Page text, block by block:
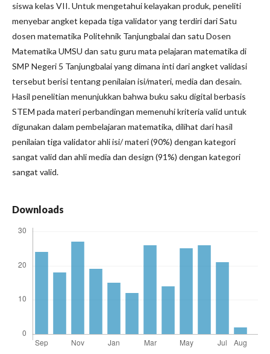
siswa kelas VII. Untuk mengetahui kelayakan produk, peneliti
menyebar angket kepada tiga validator yang terdiri dari Satu
dosen matematika Politehnik Tanjungbalai dan satu Dosen
Matematika UMSU dan satu guru mata pelajaran matematika di
SMP Negeri 5 Tanjungbalai yang dimana inti dari angket validasi
tersebut berisi tentang penilaian isi/materi, media dan desain.
Hasil penelitian menunjukkan bahwa buku saku digital berbasis
STEM pada materi perbandingan memenuhi kriteria valid untuk
digunakan dalam pembelajaran matematika, dilihat dari hasil
penilaian tiga validator ahli isi/ materi (90%) dengan kategori
sangat valid dan ahli media dan design (91%) dengan kategori
sangat valid.
Downloads